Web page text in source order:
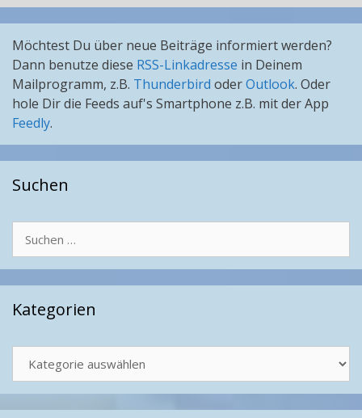
Möchtest Du über neue Beiträge informiert werden?
Dann benutze diese RSS-Linkadresse in Deinem
Mailprogramm, z.B. Thunderbird oderOutlook. Oder
hole Dir die Feeds auf's Smartphone z.B. mit der App
Feedly.
Suchen
nach:
Kategorien